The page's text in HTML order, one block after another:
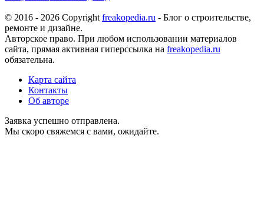
© 2016 - 2026 Copyright freakopedia.ru - Блог о строительстве,
ремонте и дизайне.
Авторское право. При любом использовании материалов
сайта, прямая активная гиперссылка на freakopedia.ru
обязательна.
Карта сайта
Контакты
Об авторе
Заявка успешно отправлена.
Мы скоро свяжемся с вами, ожидайте.